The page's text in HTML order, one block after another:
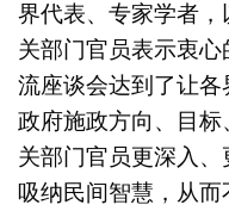
界代表、专家学者
关部门官员表示衷
流座谈会达到了让
政府施政方向、目
关部门官员更深入、
吸纳民间智慧，从